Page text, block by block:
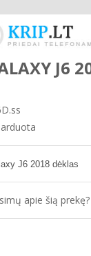
Samsung
dėklas
J6
J6 2018 dėklas
apie šią prekę?